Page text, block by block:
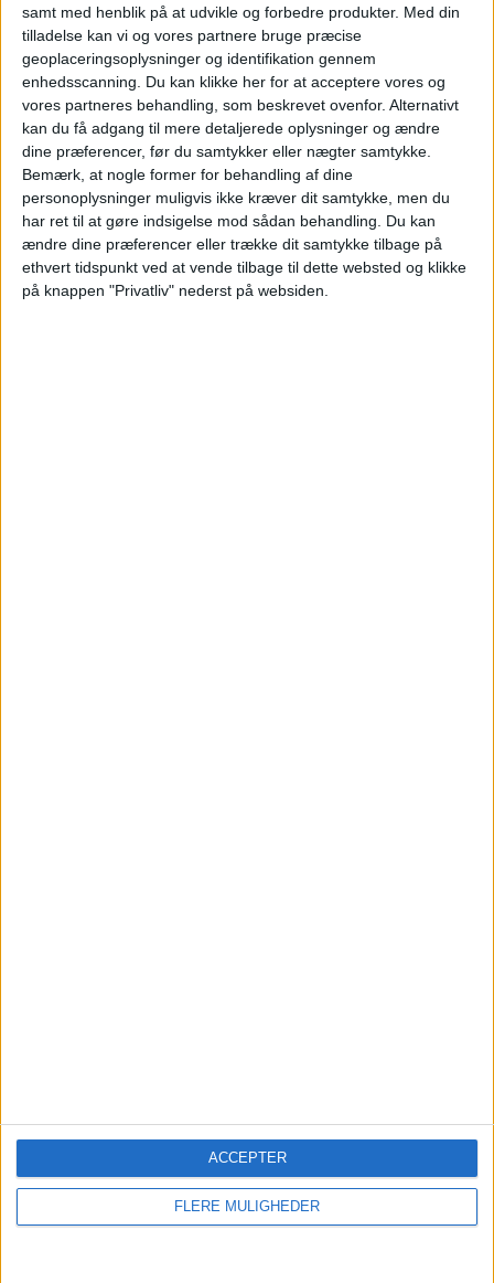
samt med henblik på at udvikle og forbedre produkter. Med din
tilladelse kan vi og vores partnere bruge præcise
geoplaceringsoplysninger og identifikation gennem
enhedsscanning. Du kan klikke her for at acceptere vores og
vores partneres behandling, som beskrevet ovenfor. Alternativt
kan du få adgang til mere detaljerede oplysninger og ændre
dine præferencer, før du samtykker eller nægter samtykke.
Bemærk, at nogle former for behandling af dine
personoplysninger muligvis ikke kræver dit samtykke, men du
har ret til at gøre indsigelse mod sådan behandling. Du kan
ændre dine præferencer eller trække dit samtykke tilbage på
ethvert tidspunkt ved at vende tilbage til dette websted og klikke
på knappen "Privatliv" nederst på websiden.
FLERE MULIGHEDER
ACCEPTER
fortsat er den sikreste region for rejsende.
ANNONCE
ANNONCE